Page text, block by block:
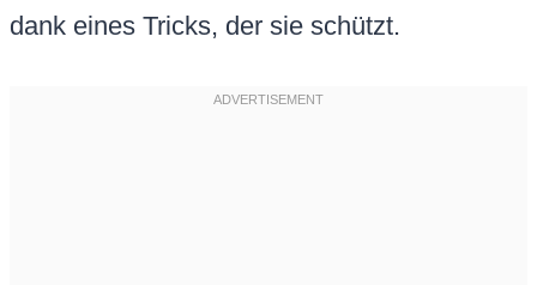
dank eines Tricks, der sie schützt.